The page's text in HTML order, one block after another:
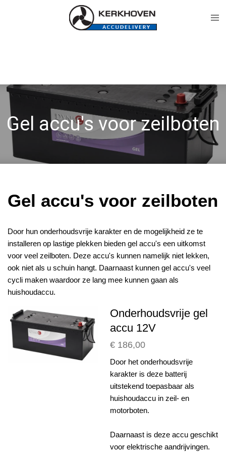
Gel accu's voor zeilboten
Gel accu's voor zeilboten
Door hun onderhoudsvrije karakter en de mogelijkheid ze te
installeren op lastige plekken bieden gel accu's een uitkomst
voor veel zeilboten. Deze accu's kunnen namelijk niet lekken,
ook niet als u schuin hangt. Daarnaast kunnen gel accu's veel
cycli maken waardoor ze lang mee kunnen gaan als
huishoudaccu.
Onderhoudsvrije gel
accu 12V
€ 186,00
Door het onderhoudsvrije
karakter is deze batterij
uitstekend toepasbaar als
huishoudaccu in zeil- en
motorboten.
Daarnaast is deze accu geschikt
voor elektrische aandrijvingen.